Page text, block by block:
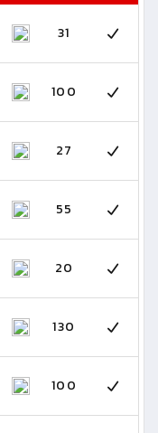
31
100
27
55
20
130
100